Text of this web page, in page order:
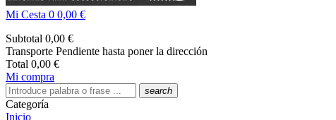
Mi Cesta 0 0,00 €
Subtotal 0,00 €
Transporte Pendiente hasta poner la dirección
Total 0,00 €
Mi compra
search
Categoría
Inicio